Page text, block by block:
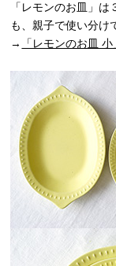
「レモンのお皿」
も、親子で使い分け
→
「レモンのお皿 小